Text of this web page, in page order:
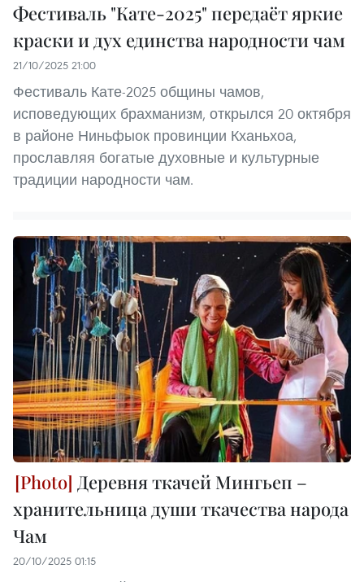
Фестиваль "Кате-2025" передаёт яркие
краски и дух единства народности чам
21/10/2025 21:00
Фестиваль Кате-2025 общины чамов,
исповедующих брахманизм, открылся 20 октября
в районе Ниньфыок провинции Кханьхоа,
прославляя богатые духовные и культурные
традиции народности чам.
Деревня ткачей Мингьеп –
хранительница души ткачества народа
Чам
20/10/2025 01:15